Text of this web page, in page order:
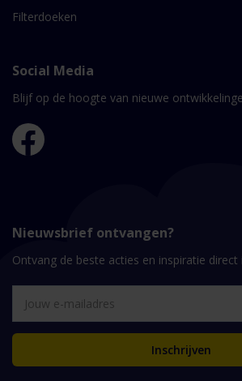
Filterdoeken
Social Media
Blijf op de hoogte van nieuwe
Nieuwsbrief ontvangen?
Ontvang de beste acties en inspiratie direct
Inschrijven